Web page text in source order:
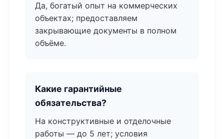
Да, богатый опыт на коммерческих
объектах; предоставляем
закрывающие документы в полном
объёме.
Какие гарантийные
обязательства?
На конструктивные и отделочные
работы — до 5 лет; условия